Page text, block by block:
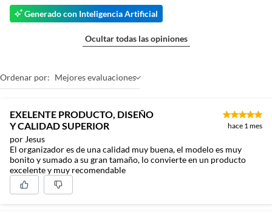
Generado con Inteligencia Artificial
Ocultar todas las opiniones
Ordenar por: Mejores evaluaciones
EXELENTE PRODUCTO, DISEÑO
Y CALIDAD SUPERIOR
por Jesus
hace 1 mes
El organizador es de una calidad muy buena, el modelo es muy
bonito y sumado a su gran tamaño, lo convierte en un producto
excelente y muy recomendable